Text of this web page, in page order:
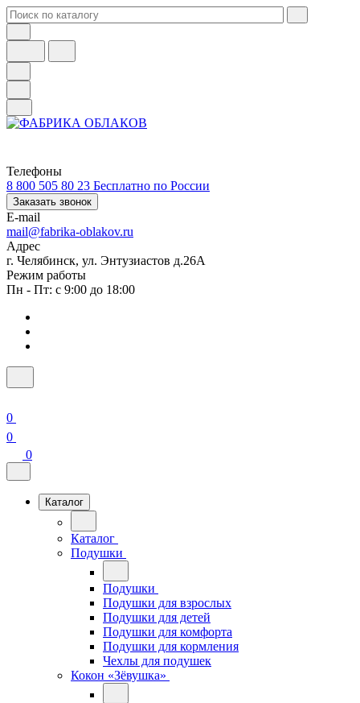
Телефоны
8 800 505 80 23 Бесплатно по России
Заказать звонок
E-mail
mail@fabrika-oblakov.ru
Адрес
г. Челябинск, ул. Энтузиастов д.26А
Режим работы
Пн - Пт: с 9:00 до 18:00
0
0
0
Каталог
Каталог
Подушки
Подушки
Подушки для взрослых
Подушки для детей
Подушки для комфорта
Подушки для кормления
Чехлы для подушек
Кокон «Зёвушка»